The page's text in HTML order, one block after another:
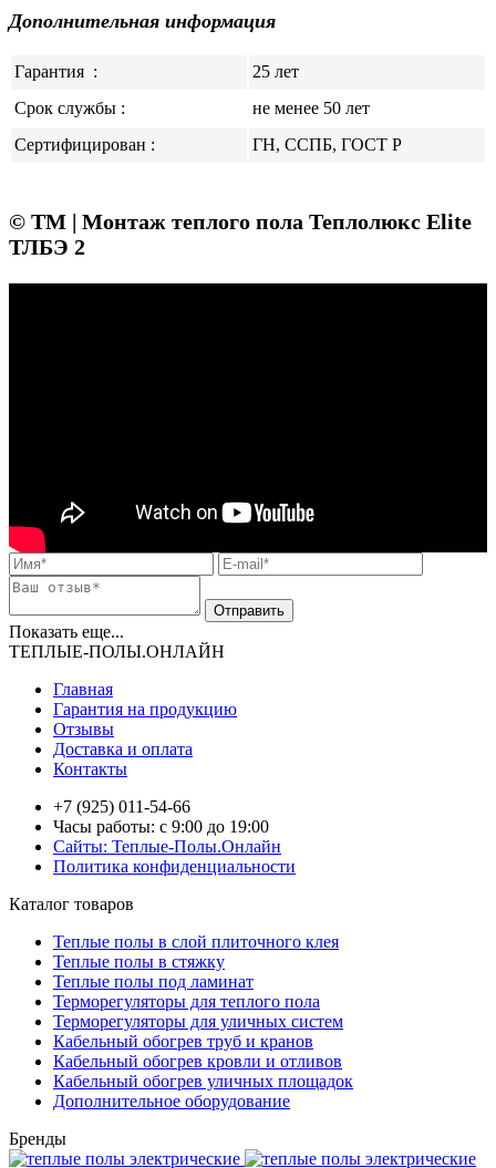
Дополнительная информация
Гарантия :
25 лет
Срок службы :
не менее 50 лет
Сертифицирован :
ГН, ССПБ, ГОСТ Р
© ТМ | Монтаж теплого пола Теплолюкс Elite
ТЛБЭ 2
Показать еще...
ТЕПЛЫЕ-ПОЛЫ.ОНЛАЙН
Главная
Гарантия на продукцию
Отзывы
Доставка и оплата
Контакты
+7 (925) 011-54-66
Часы работы: с 9:00 до 19:00
Сайты: Теплые-Полы.Онлайн
Политика конфиденциальности
Каталог товаров
Теплые полы в слой плиточного клея
Теплые полы в стяжку
Теплые полы под ламинат
Терморегуляторы для теплого пола
Терморегуляторы для уличных систем
Кабельный обогрев труб и кранов
Кабельный обогрев кровли и отливов
Кабельный обогрев уличных площадок
Дополнительное оборудование
Бренды